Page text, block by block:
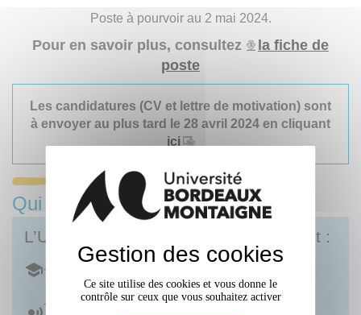
Poste à pourvoir au 2 mai 2024.
Pour en savoir plus, consultez
la fiche de
poste
Les candidatures (CV et lettre de motivation) sont
à envoyer au plus tard le 28 avril 2024 en cliquant
ici
Qui sommes-nous ?
L’Université Bordeaux Montaigne c’est :
+ de 16 500 étudiant·es
+ de 700 personnels enseignants et
Gestion des cookies
Ce site utilise des cookies et vous donne le
contrôle sur ceux que vous souhaitez activer